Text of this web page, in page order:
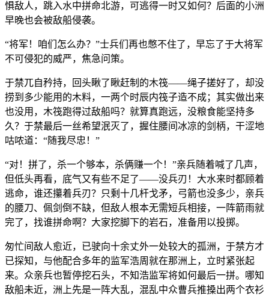
惧敌人，跳入水中拼命北游，可逃得一时又如何？后面的小洲
早晚也会被敌船侵袭。
“将军！咱们怎么办？”士兵们再也憋不住了，早忘了于大将军
不可侵犯的威严，焦急问策。
于禁兀自矜持，回头瞅了瞅赶制的木筏——绳子搓好了，却没
捞到多少能用的木料，一两个时辰内筏子造不成；其实做出来
也没用，木筏跑得过敌船吗？就算真跑远，没粮食能坚持多
久？于禁最后一丝希望泯灭了，握住腰间冰凉的剑柄，干涩地
咕哝道：“随我尽忠！”
“对！拼了，杀一个够本，杀俩赚一个！”亲兵随着喊了几声，
但低头再看，底气又有些不足了——没兵刃！大水来时都顾着
逃命，谁还攥着兵刃？只剩十几杆戈矛，弓箭也没多少，亲兵
的腰刀、佩剑倒不缺，但敌人根本无需短兵相接，一阵箭雨就
完了，找谁拼命啊？大家挖脚下的岩石，准备用以投掷。
匆忙间敌人愈近，已驶向十余丈外一处较大的孤洲，于禁方才
已探知，与他配合多年的监军浩周就在那洲上，立时紧张起
来。众亲兵也暂停挖石头，不知浩监军将如何最后一拼。哪知
敌船未近，洲上先是一阵大乱，混乱中众曹兵推搡出两个衣衫